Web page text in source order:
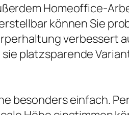
Homeoffice-
können Sie
verbessert
platzsparende
besonders einfach.